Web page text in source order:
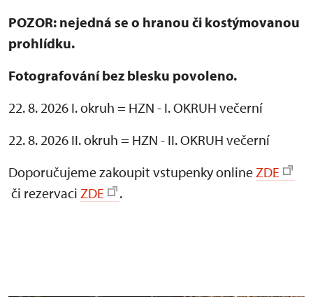
POZOR: nejedná se o hranou či kostýmovanou
prohlídku.
Fotografování bez blesku povoleno.
22. 8. 2026 I. okruh = HZN - I. OKRUH večerní
22. 8. 2026 II. okruh = HZN - II. OKRUH večerní
Doporučujeme zakoupit vstupenky online ZDE
či rezervaci ZDE .